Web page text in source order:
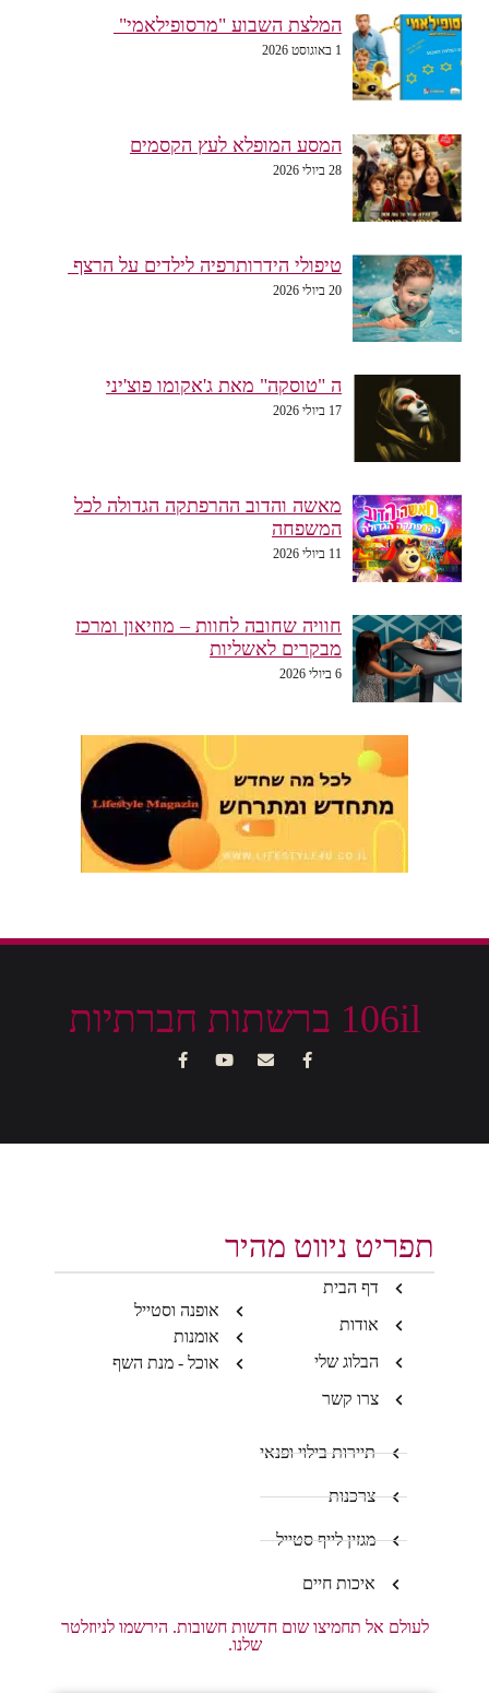
המלצת השבוע "מרסופילאמי"
1 באוגוסט 2026
המסע המופלא לעץ הקסמים
28 ביולי 2026
טיפולי הידרותרפיה לילדים על הרצף
20 ביולי 2026
ה "טוסקה" מאת ג'אקומו פוצ'יני
17 ביולי 2026
מאשה והדוב ההרפתקה הגדולה לכל
המשפחה
11 ביולי 2026
חוויה שחובה לחוות – מוזיאון ומרכז
מבקרים לאשליות
6 ביולי 2026
106il ברשתות חברתיות
תפריט ניווט מהיר
דף הבית
אודות
הבלוג שלי
צרו קשר
אופנה וסטייל
אומנות
אוכל - מנת השף
תיירות בילוי ופנאי
צרכנות
מגזין לייף סטייל
איכות חיים
לעולם אל תחמיצו שום חדשות חשובות. הירשמו לניוזלטר
שלנו.